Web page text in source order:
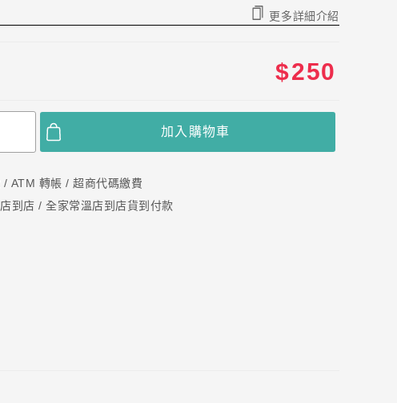
更多詳細介紹
$250
加入購物車
ATM 轉帳 / 超商代碼繳費
到店 / 全家常溫店到店貨到付款